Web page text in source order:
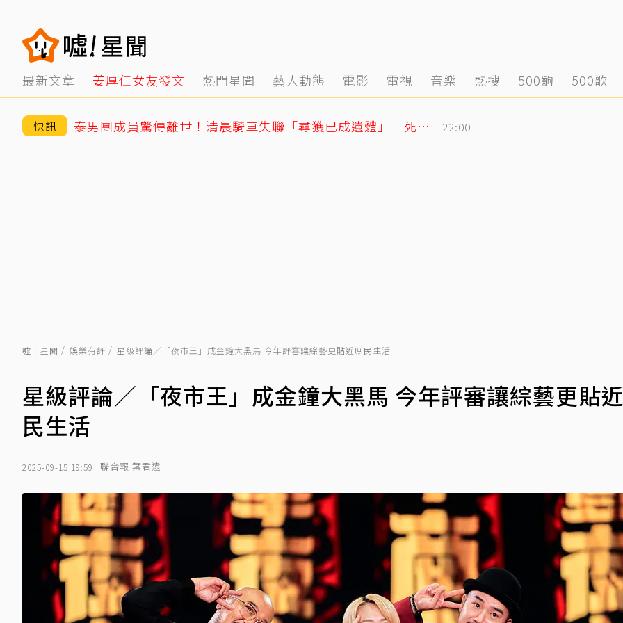
最新文章 姜厚任女友發文 熱門星聞 藝人動態 電影 電視 音樂 熱搜 500齣 500歌
快訊 泰男團成員驚傳離世！清晨騎車失聯「尋獲已成遺體」 死因待調查 22:00
噓！星聞 娛樂有評 星級評論／「夜市王」成金鐘大黑馬 今年評審讓綜藝更貼近庶民生活
星級評論／「夜市王」成金鐘大黑馬 今年評審讓綜藝更貼
民生活
2025-09-15 19:59 聯合報 葉君遠